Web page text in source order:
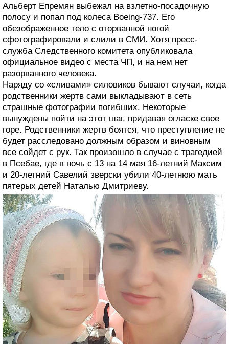
Альберт Епремян выбежал на взлетно-посадочную
полосу и попал под колеса Boeing-737. Его
обезображенное тело с оторванной ногой
сфотографировали и слили в СМИ. Хотя пресс-
служба Следственного комитета опубликовала
официальное видео с места ЧП, и на нем нет
разорванного человека.
Наряду со «сливами» силовиков бывают случаи, когда
родственники жертв сами выкладывают в сеть
страшные фотографии погибших. Некоторые
вынуждены пойти на этот шаг, придавая огласке свое
горе. Родственники жертв боятся, что преступление не
будет расследовано должным образом и виновным
все сойдет с рук. Так произошло в случае с трагедией
в Псебае, где в ночь с 13 на 14 мая 16-летний Максим
и 20-летний Савелий зверски убили 40-летнюю мать
пятерых детей Наталью Дмитриеву.